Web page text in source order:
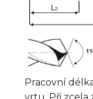
Pracovní